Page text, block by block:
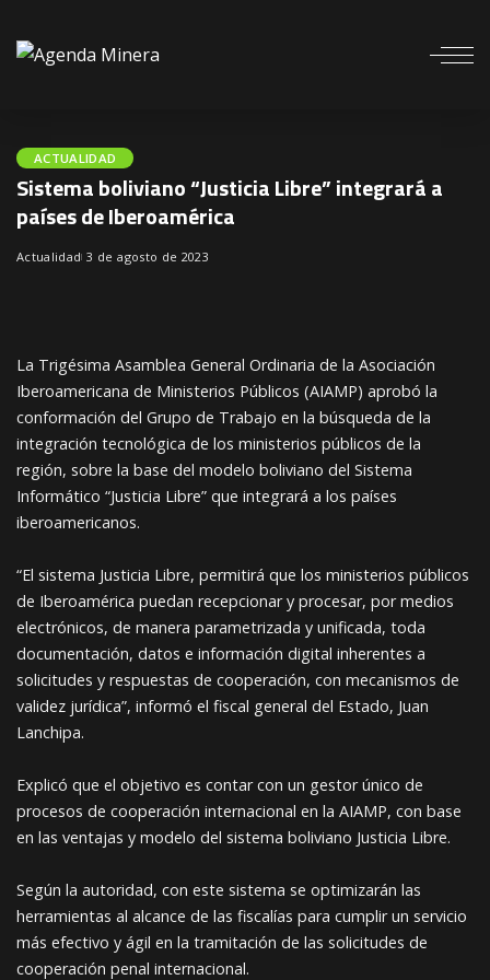
ACTUALIDAD
Sistema boliviano “Justicia Libre” integrará a
países de Iberoamérica
Actualidad 3 de agosto de 2023
La Trigésima Asamblea General Ordinaria de la Asociación
Iberoamericana de Ministerios Públicos (AIAMP) aprobó la
conformación del Grupo de Trabajo en la búsqueda de la
integración tecnológica de los ministerios públicos de la
región, sobre la base del modelo boliviano del Sistema
Informático “Justicia Libre” que integrará a los países
iberoamericanos.
“El sistema Justicia Libre, permitirá que los ministerios públicos
de Iberoamérica puedan recepcionar y procesar, por medios
electrónicos, de manera parametrizada y unificada, toda
documentación, datos e información digital inherentes a
solicitudes y respuestas de cooperación, con mecanismos de
validez jurídica”, informó el fiscal general del Estado, Juan
Lanchipa.
Explicó que el objetivo es contar con un gestor único de
procesos de cooperación internacional en la AIAMP, con base
en las ventajas y modelo del sistema boliviano Justicia Libre.
Según la autoridad, con este sistema se optimizarán las
herramientas al alcance de las fiscalías para cumplir un servicio
más efectivo y ágil en la tramitación de las solicitudes de
cooperación penal internacional.